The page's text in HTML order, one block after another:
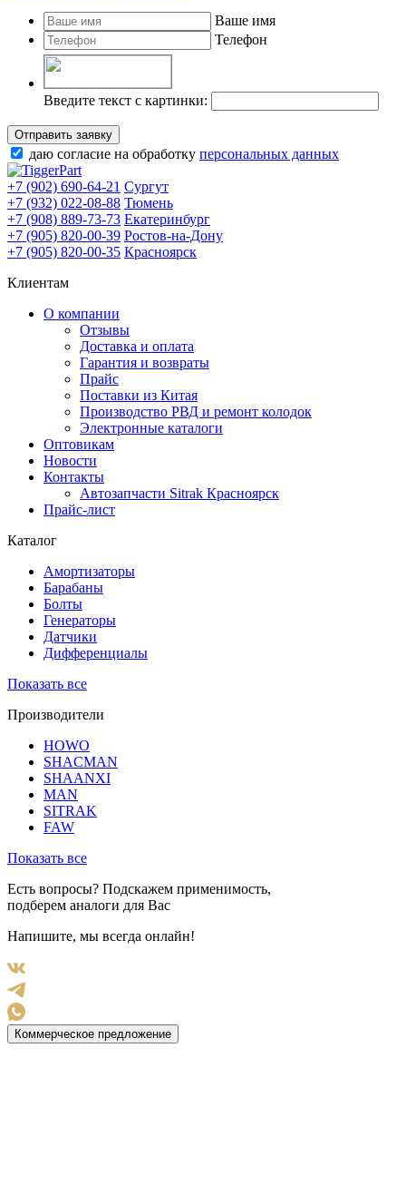
Ваше имя
Телефон
Введите текст с картинки:
Отправить заявку
даю согласие на обработку персональных данных
+7 (902) 690-64-21 Сургут
+7 (932) 022-08-88 Тюмень
+7 (908) 889-73-73 Екатеринбург
+7 (905) 820-00-39 Ростов-на-Дону
+7 (905) 820-00-35 Красноярск
Клиентам
О компании
Отзывы
Доставка и оплата
Гарантия и возвраты
Прайс
Поставки из Китая
Производство РВД и ремонт колодок
Электронные каталоги
Оптовикам
Новости
Контакты
Автозапчасти Sitrak Красноярск
Прайс-лист
Каталог
Амортизаторы
Барабаны
Болты
Генераторы
Датчики
Дифференциалы
Показать все
Производители
HOWO
SHACMAN
SHAANXI
MAN
SITRAK
FAW
Показать все
Есть вопросы? Подскажем применимость,
подберем аналоги для Вас
Напишите, мы всегда онлайн!
Коммерческое предложение